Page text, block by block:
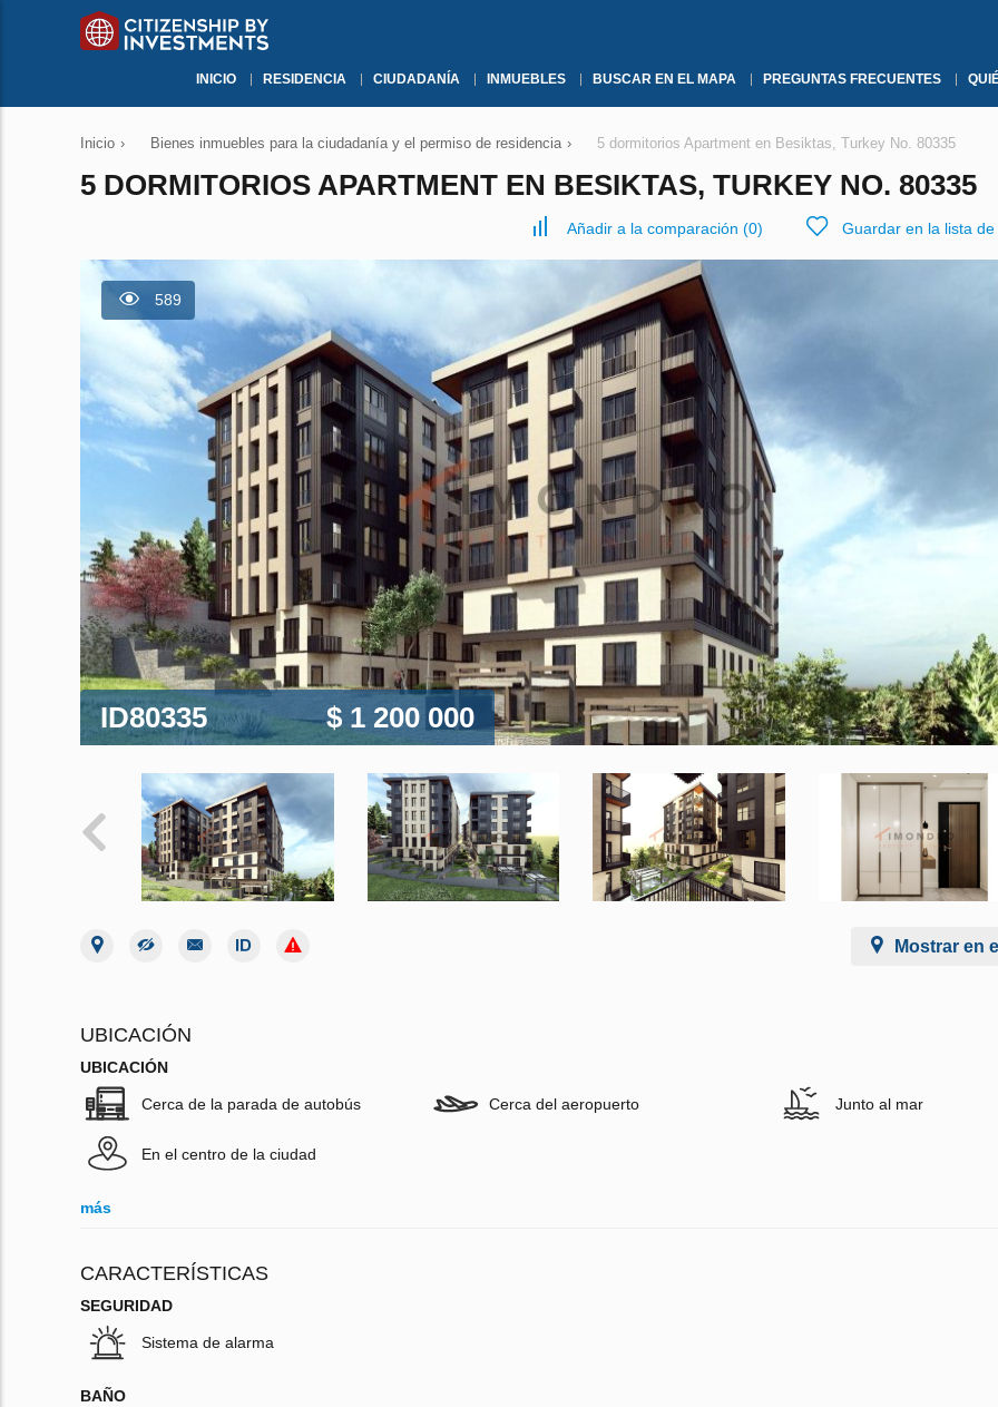
INICIO RESIDENCIA CIUDADANÍA INMUEBLES BUSCAR EN EL MAPA PREGUNTAS FRECUENTES
Inicio › Bienes inmuebles para la ciudadanía y el permiso de residencia › 5 dormitorios Apartment en Besiktas, Turkey No. 80335
5 DORMITORIOS APARTMENT EN BESIKTAS, TURKEY NO. 80335
Añadir a la comparación (0) Guardar en la lista
589
ID80335 $ 1 200 000
Mostrar en
UBICACIÓN
UBICACIÓN
Cerca de la parada de autobús Cerca del aeropuerto Junto al mar
En el centro de la ciudad
más
CARACTERÍSTICAS
SEGURIDAD
Sistema de alarma
BAÑO